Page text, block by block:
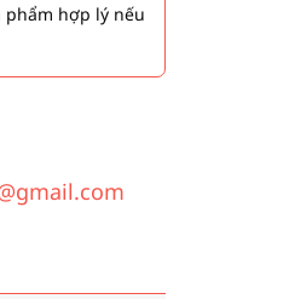
phẩm hợp lý nếu